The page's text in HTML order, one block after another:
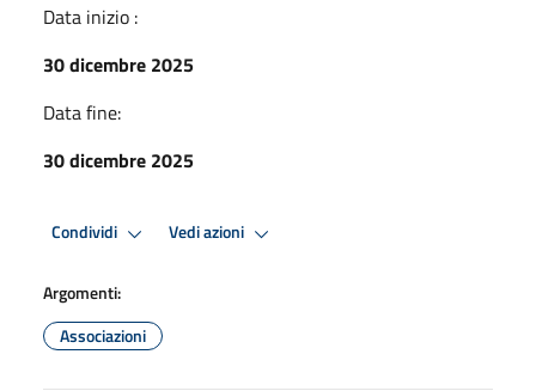
Data inizio :
30 dicembre 2025
Data fine:
30 dicembre 2025
Condividi Vedi azioni
Argomenti:
Associazioni